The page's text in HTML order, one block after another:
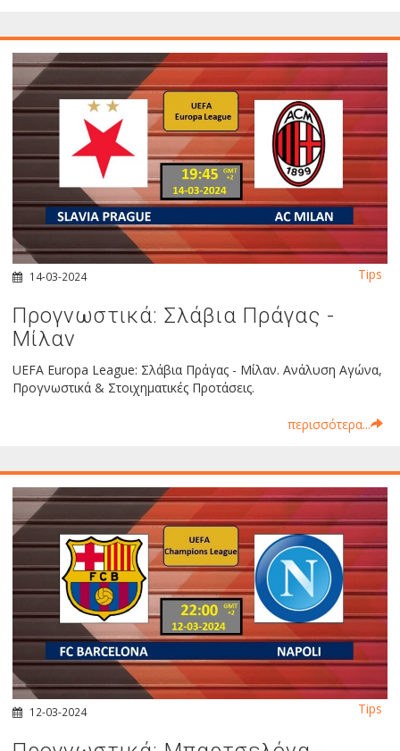
14-03-2024
Προγνωστικά: Σλάβια Πράγας -
Μίλαν
UEFA Europa League: Σλάβια Πράγας - Μίλαν. Ανάλυση Αγώνα,
Προγνωστικά & Στοιχηματικές Προτάσεις.
περισσότερα...
Tips
12-03-2024 Tips